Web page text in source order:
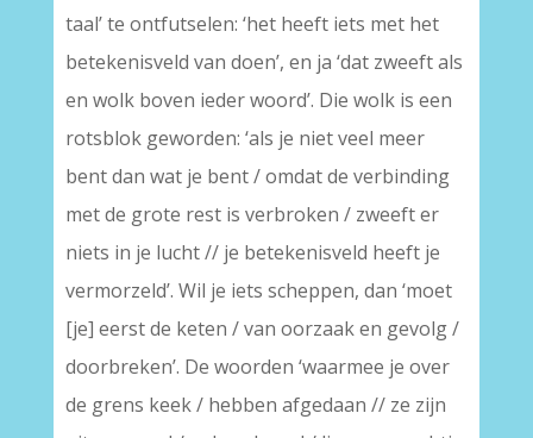
taal’ te ontfutselen: ‘het heeft iets met het
betekenisveld van doen’, en ja ‘dat zweeft als
en wolk boven ieder woord’. Die wolk is een
rotsblok geworden: ‘als je niet veel meer
bent dan wat je bent / omdat de verbinding
met de grote rest is verbroken / zweeft er
niets in je lucht // je betekenisveld heeft je
vermorzeld’. Wil je iets scheppen, dan ‘moet
[je] eerst de keten / van oorzaak en gevolg /
doorbreken’. De woorden ‘waarmee je over
de grens keek / hebben afgedaan // ze zijn